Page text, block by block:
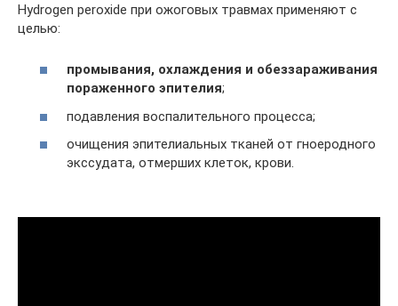
Hydrogen peroxide при ожоговых травмах применяют с
целью:
промывания, охлаждения и обеззараживания
пораженного эпителия;
подавления воспалительного процесса;
очищения эпителиальных тканей от гноеродного
экссудата, отмерших клеток, крови.